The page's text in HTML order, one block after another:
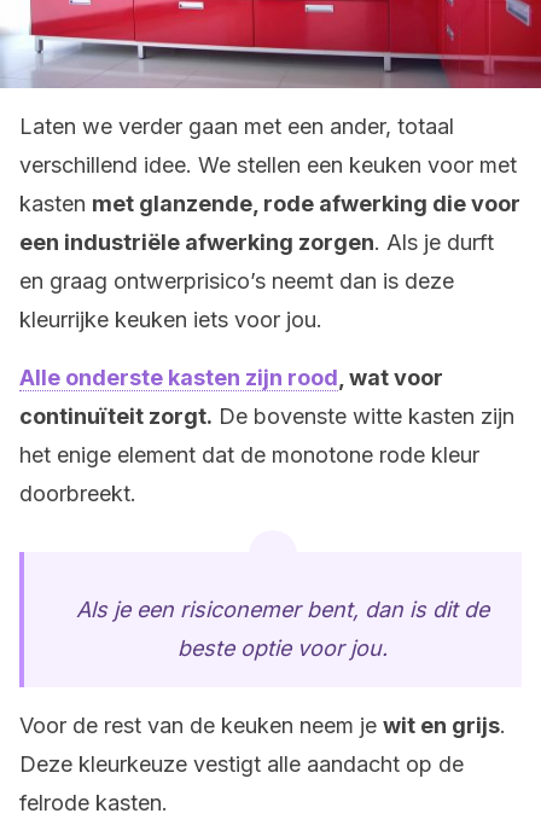
Laten we verder gaan met een ander, totaal
verschillend idee. We stellen een keuken voor met
kasten met glanzende, rode afwerking die voor
een industriële afwerking zorgen. Als je durft
en graag ontwerprisico’s neemt dan is deze
kleurrijke keuken iets voor jou.
Alle onderste kasten zijn rood , wat voor
continuïteit zorgt. De bovenste witte kasten zijn
het enige element dat de monotone rode kleur
doorbreekt.
Als je een risiconemer bent, dan is dit de
beste optie voor jou.
Voor de rest van de keuken neem je wit en grijs.
Deze kleurkeuze vestigt alle aandacht op de
felrode kasten.